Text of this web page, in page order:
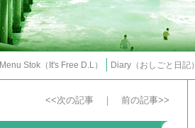
Menu Stok（It's Free D.L） Diary（おしごと日記）
<<次の記事 ｜ 前の記事>>